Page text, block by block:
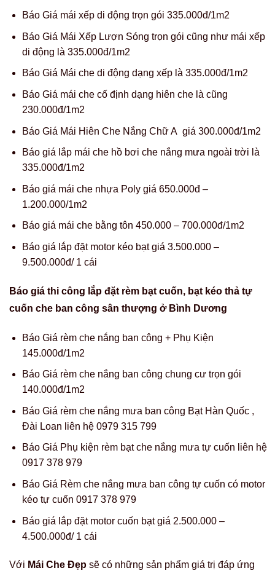
Báo Giá mái xếp di động trọn gói 335.000đ/1m2
Báo Giá Mái Xếp Lượn Sóng trọn gói cũng như mái xếp
di động là 335.000đ/1m2
Báo Giá Mái che di động dạng xếp là 335.000đ/1m2
Báo Giá mái che cố định dạng hiên che là cũng
230.000đ/1m2
Báo Giá Mái Hiên Che Nắng Chữ A giá 300.000đ/1m2
Báo giá lắp mái che hồ bơi che nắng mưa ngoài trời là
335.000đ/1m2
Báo giá mái che nhựa Poly giá 650.000đ –
1.200.000/1m2
Báo giá mái che bằng tôn 450.000 – 700.000đ/1m2
Báo giá lắp đặt motor kéo bạt giá 3.500.000 –
9.500.000đ/ 1 cái
Báo giá thi công lắp đặt rèm bạt cuốn, bạt kéo thả tự
cuốn che ban công sân thượng ở Bình Dương
Báo Giá rèm che nắng ban công + Phụ Kiện
145.000đ/1m2
Báo Giá rèm che nắng ban công chung cư trọn gói
140.000đ/1m2
Báo Giá rèm che nắng mưa ban công Bạt Hàn Quốc ,
Đài Loan liên hệ 0979 315 799
Báo Giá Phụ kiện rèm bạt che nắng mưa tự cuốn liên hệ
0917 378 979
Báo Giá Rèm che nắng mưa ban công tự cuốn có motor
kéo tự cuốn 0917 378 979
Báo giá lắp đặt motor cuốn bạt giá 2.500.000 –
4.500.000đ/ 1 cái
Với Mái Che Đẹp sẽ có những sản phẩm giá trị đáp ứng